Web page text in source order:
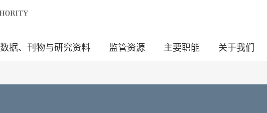
数据、刊物与研究资料 监管资源 主要职能 关于我们